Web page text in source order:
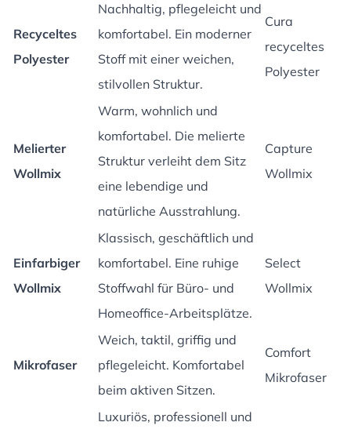
Recyceltes
Polyester
Nachhaltig, pflegeleicht und
komfortabel. Ein moderner
Stoff mit einer weichen,
stilvollen Struktur.
Cura
recyceltes
Polyester
Melierter
Wollmix
Warm, wohnlich und
komfortabel. Die melierte
Struktur verleiht dem Sitz
eine lebendige und
natürliche Ausstrahlung.
Capture
Wollmix
Einfarbiger
Wollmix
Klassisch, geschäftlich und
komfortabel. Eine ruhige
Stoffwahl für Büro- und
Homeoffice-Arbeitsplätze.
Select
Wollmix
Mikrofaser
Weich, taktil, griffig und
pflegeleicht. Komfortabel
beim aktiven Sitzen.
Comfort
Mikrofaser
Luxuriös, professionell und